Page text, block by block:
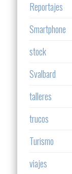
Reportajes
Smartphone
stock
Svalbard
talleres
trucos
Turismo
viajes